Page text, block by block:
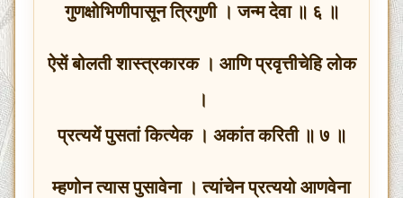
गुणक्षोभिणीपासून त्रिगुणी । जन्म देवा ॥ ६ ॥
ऐसें बोलती शास्त्रकारक । आणि प्रवृत्तीचेहि लोक
।
प्रत्ययें पुसतां कित्येक । अकांत करिती ॥ ७ ॥
म्हणोन त्यास पुसावेना । त्यांचेन प्रत्ययो आणवेना